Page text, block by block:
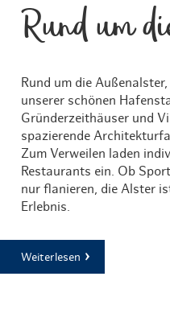
Rund um
Rund um die
unserer schönen
Gründerzeithäuser und
spazierende
Zum Verweilen laden
Restaurants ein. Ob
nur flanieren, die Alster
Erlebnis.
Weiterlesen